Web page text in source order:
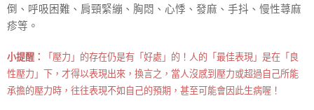
倒、呼吸困難、肩頸緊繃、胸悶、心悸、發麻、手抖、慢性蕁麻
疹等。
小提醒：
「壓力」的存在仍是有「好處」的！人的「最佳表現」是在「良
性壓力」下，才得以表現出來，換言之，當人沒感到壓力或超過自己所能
承擔的壓力時，往往表現不如自己的預期，甚至可能會因此生病喔！